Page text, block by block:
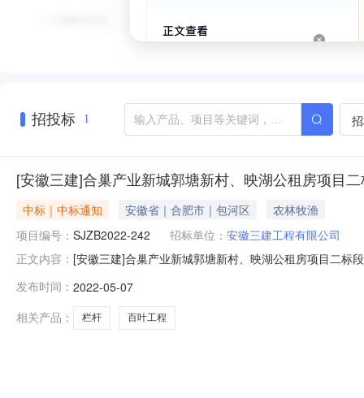
招投标 1
[安徽三建]合巢产业新城郭塘新村、映湖公租房项目
中标｜中标通知 安徽省｜合肥市｜包河区
农林牧渔
项目编号： SJZB2022-242 招标单位： 安徽三建工程有限公司
正文内容： [安徽三建]合巢产业新城郭塘新村、映湖公租房项目二标
安徽博仕东方装饰工程有限公司公示期限：从2022-05-
发布时间： 2022-05-07
相关产品：
栏杆 百叶工程